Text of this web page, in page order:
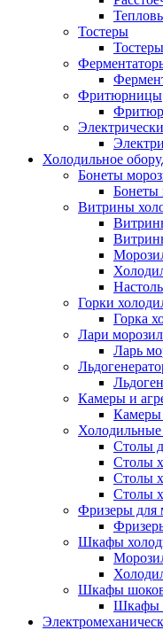
Тостеры
Тостеры
Фритюрницы
Холодильное
Бонеты
Бонеты
Витрины
Горки
Горка
Лари
Ларь
Камеры и
Камеры
Столы
Столы
Столы
Столы
Фризеры для
Шкафы
Шкафы
Шкафы